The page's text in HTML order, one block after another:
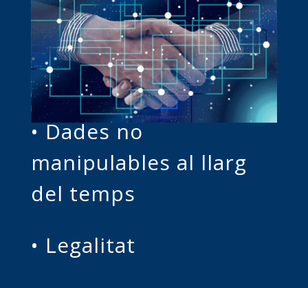
• Dades no
manipulables al llarg
del temps
• Legalitat